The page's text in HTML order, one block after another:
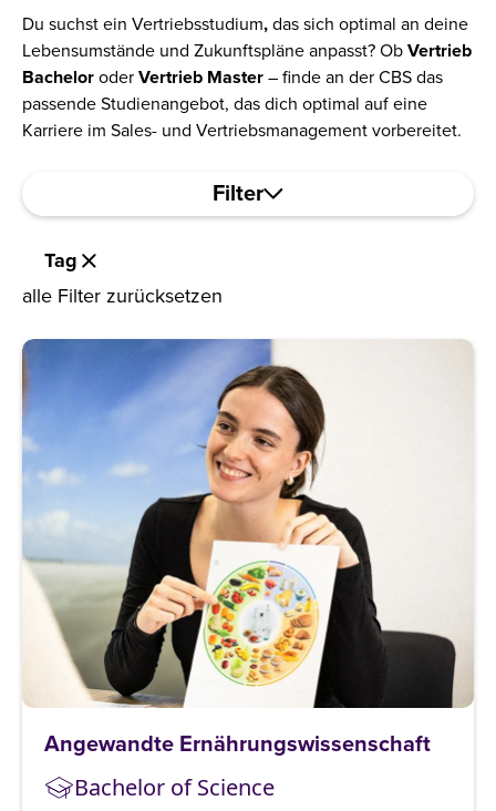
Du suchst ein Vertriebsstudium, das sich optimal an deine
Lebensumstände und Zukunftspläne anpasst? Ob Vertrieb
Bachelor oder Vertrieb Master – finde an der CBS das
passende Studienangebot, das dich optimal auf eine
Karriere im Sales- und Vertriebsmanagement vorbereitet.
Filter
Tag
alle Filter zurücksetzen
Angewandte Ernährungswissenschaft
Bachelor of Science